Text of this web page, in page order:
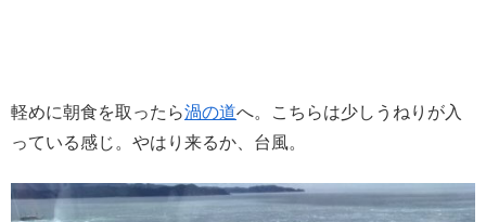
軽めに朝食を取ったら渦の道へ。こちらは少しうねりが入
っている感じ。やはり来るか、台風。